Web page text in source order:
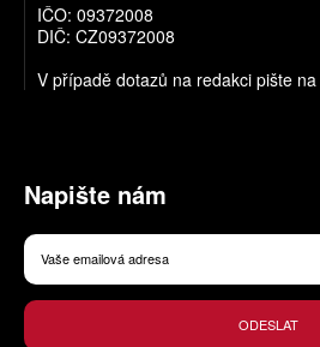
IČO: 09372008
DIČ: CZ09372008
V případě dotazů na redakci pište na
Napište nám
ODESLAT